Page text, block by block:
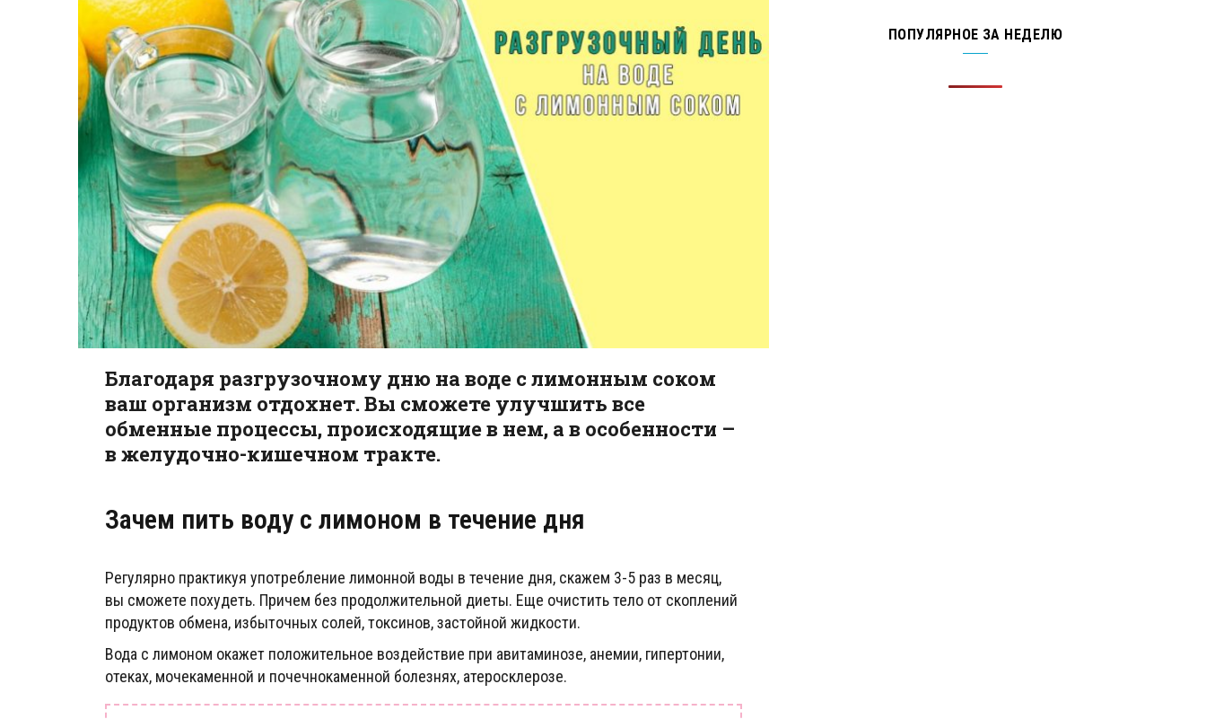
Благодаря разгрузочному дню на воде с лимонным соком
ваш организм отдохнет. Вы сможете улучшить все
обменные процессы, происходящие в нем, а в особенности –
в желудочно-кишечном тракте.
Зачем пить воду с лимоном в течение дня
Регулярно практикуя употребление лимонной воды в течение дня, скажем 3-5 раз в месяц,
вы сможете похудеть. Причем без продолжительной диеты. Еще очистить тело от скоплений
продуктов обмена, избыточных солей, токсинов, застойной жидкости.
Вода с лимоном окажет положительное воздействие при авитаминозе, анемии, гипертонии,
отеках, мочекаменной и почечнокаменной болезнях, атеросклерозе.
ПОПУЛЯРНОЕ ЗА НЕДЕЛЮ